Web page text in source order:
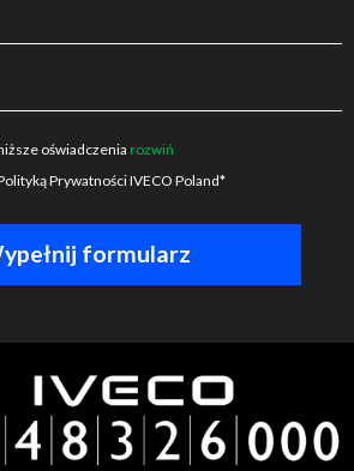
oświadczenia rozwiń
Prywatności IVECO Poland*